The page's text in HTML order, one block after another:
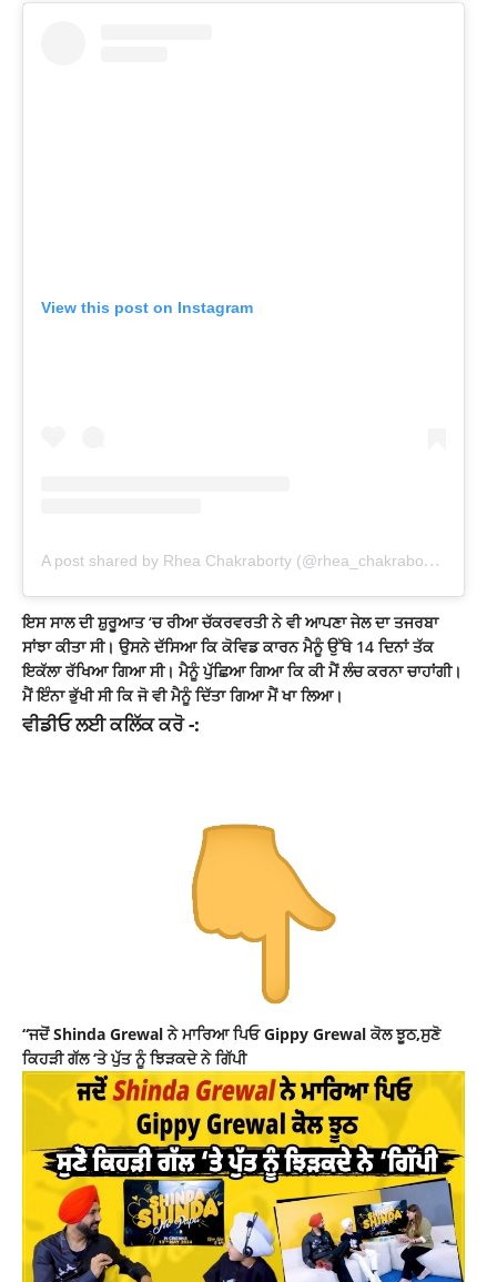
View this post on Instagram
A
post shared by Rhea Chakraborty (@rhea_chakraborty)
ਇਸ ਸਾਲ ਦੀ ਸ਼ੁਰੂਆਤ ‘ਚ ਰੀਆਚੱਕਰਵਰਤੀਨੇ ਵੀ ਆਪਣਾ ਜੇਲ ਦਾ ਤਜਰਬਾ
ਸਾਂਝਾ ਕੀਤਾ ਸੀ। ਉਸਨੇ ਦੱਸਿਆ ਕਿ ਕੋਵਿਡ ਕਾਰਨ ਮੈਨੂੰ ਉੱਥੇ 14 ਦਿਨਾਂ ਤੱਕ
ਇਕੱਲਾ ਰੱਖਿਆ ਗਿਆ ਸੀ। ਮੈਨੂੰ ਪੁੱਛਿਆ ਗਿਆ ਕਿ ਕੀ ਮੈਂ ਲੰਚ ਕਰਨਾ ਚਾਹਾਂਗੀ।
ਮੈਂ ਇੰਨਾ ਭੁੱਖੀ ਸੀ ਕਿ ਜੋ ਵੀ ਮੈਨੂੰ ਦਿੱਤਾ ਗਿਆ ਮੈਂ ਖਾ ਲਿਆ।
ਵੀਡੀਓ ਲਈ ਕਲਿੱਕ ਕਰੋ -:
“ਜਦੋਂ Shinda Grewal ਨੇ ਮਾਰਿਆ ਪਿਓ Gippy Grewal ਕੋਲ ਝੂਠ,ਸੁਣੋ
ਕਿਹੜੀ ਗੱਲ ‘ਤੇ ਪੁੱਤ ਨੂੰ ਝਿੜਕਦੇ ਨੇ ਗਿੱਪੀ